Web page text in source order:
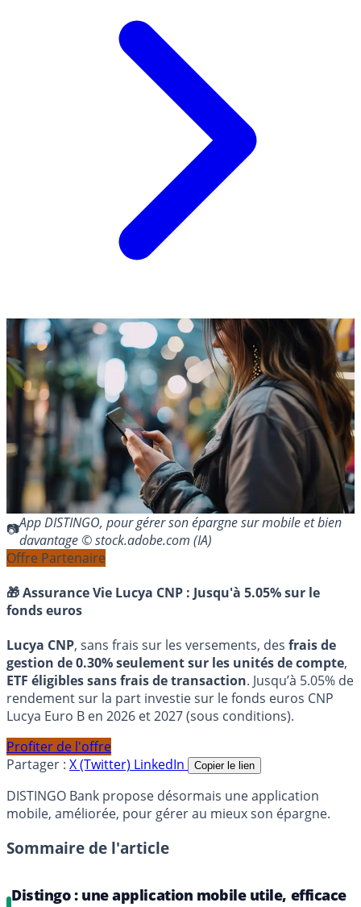
App DISTINGO, pour gérer son épargne sur mobile et bien
davantage © stock.adobe.com (IA)
Offre Partenaire
🎁 Assurance Vie Lucya CNP : Jusqu'à 5.05% sur le
fonds euros
Lucya CNP, sans frais sur les versements, des frais de
gestion de 0.30% seulement sur les unités de compte,
ETF éligibles sans frais de transaction. Jusqu’à 5.05% de
rendement sur la part investie sur le fonds euros CNP
Lucya Euro B en 2026 et 2027 (sous conditions).
Profiter de l'offre
Partager : X (Twitter) LinkedIn Copier le lien
DISTINGO Bank propose désormais une application
mobile, améliorée, pour gérer au mieux son épargne.
Sommaire de l'article
Distingo : une application mobile utile, efficace